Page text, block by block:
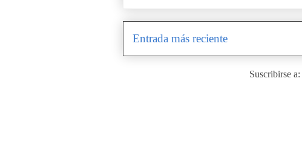
Entrada más reciente
Suscribirse a: